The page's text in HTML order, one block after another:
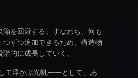
を回避する。すなわち、何も
ずつ追加できるため、構造物
的に成長していく。
て浮かぶ光帆——として、あ